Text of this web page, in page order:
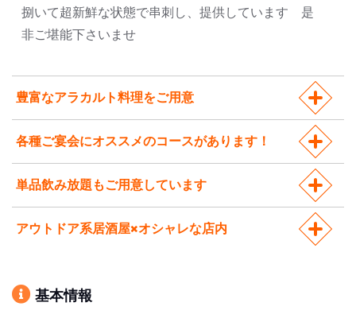
捌いて超新鮮な状態で串刺し、提供しています 是
非ご堪能下さいませ
豊富なアラカルト料理をご用意
各種ご宴会にオススメのコースがあります！
単品飲み放題もご用意しています
アウトドア系居酒屋×オシャレな店内
基本情報